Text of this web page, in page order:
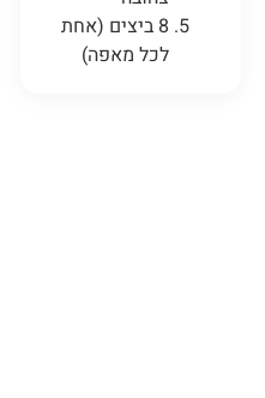
8 ביצים (אחת
לכל מאפה)